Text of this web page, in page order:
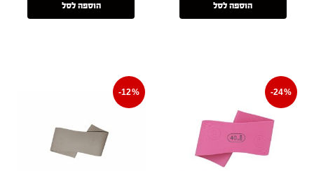
הוספה לסל הוספה לסל
-24%
-12%